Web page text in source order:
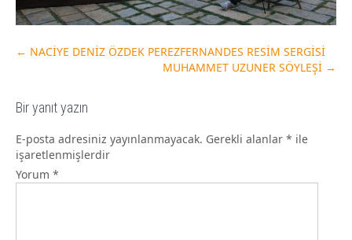
← NACİYE DENİZ ÖZDEK PEREZFERNANDES RESİM SERGİSİ
MUHAMMET UZUNER SÖYLEŞİ →
Bir yanıt yazın
E-posta adresiniz yayınlanmayacak. Gerekli alanlar * ile
işaretlenmişlerdir
Yorum *